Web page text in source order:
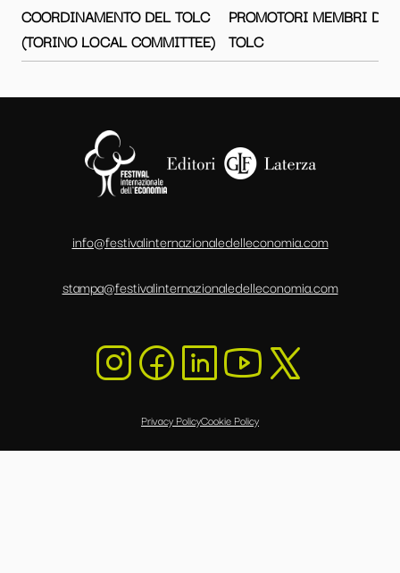
COORDINAMENTO DEL TOLC
(TORINO LOCAL COMMITTEE)
PROMOTORI MEMBRI DEL
TOLC
info@festivalinternazionaledelleconomia.com
stampa@festivalinternazionaledelleconomia.com
Privacy PolicyCookie Policy